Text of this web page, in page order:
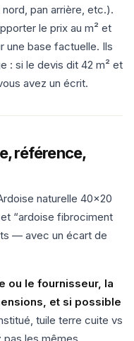
pan arrière, etc.).
le prix au m² et
une base factuelle. Ils
: si le devis dit 42 m² et
avez un écrit.
référence,
naturelle 40×20
“ardoise fibrociment
— avec un écart de
ou le fournisseur, la
et si possible
tuile terre cuite vs